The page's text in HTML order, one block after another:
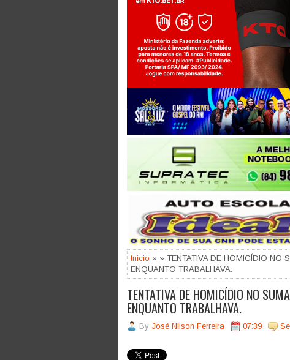
Jogue com responsabilidade. 18+
Inicio » » TENTATIVA DE HOMICÍDIO NO
ENQUANTO TRABALHAVA.
TENTATIVA DE HOMICÍDIO NO
ENQUANTO TRABALHAVA.
By José Nilson Ferreira 07:39